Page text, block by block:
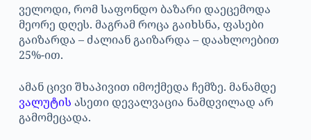
ველოდი, რომ საფონდო ბაზარი დაეცემოდა
მეორე დღეს. მაგრამ როცა გაიხსნა, ფასები
გაიზარდა – ძალიან გაიზარდა – დაახლოებით
25%-ით.
ამან ცივი შხაპივით იმოქმედა ჩემზე. მანამდე
ვალუტის ასეთი დევალვაცია ნამდვილად არ
გამომეცადა.